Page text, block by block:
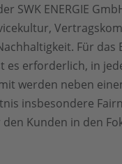
SWK ENERGIE
Für das
es erforderlich, in
werden neben
insbesondere
Kunden in den